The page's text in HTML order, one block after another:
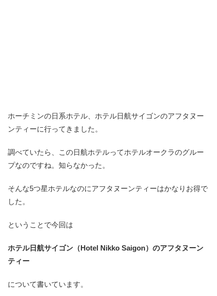
ホーチミンの日系ホテル、ホテル日航サイゴンのアフタヌー
ンティーに行ってきました。
調べていたら、この日航ホテルってホテルオークラのグルー
プなのですね。知らなかった。
そんな5つ星ホテルなのにアフタヌーンティーはかなりお得で
した。
ということで今回は
ホテル日航サイゴン（Hotel Nikko Saigon）のアフタヌーン
ティー
について書いています。